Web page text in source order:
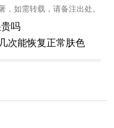
如需转载，请备注出处。
吗
次能恢复正常肤色